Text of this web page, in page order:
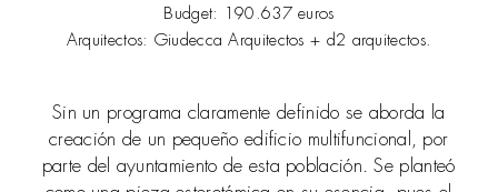
Budget: 190.637 euros
Arquitectos: Giudecca Arquitectos + d2 arquitectos.
Sin un programa claramente definido se aborda la
creación de un pequeño edificio multifuncional, por
parte del ayuntamiento de esta población. Se planteó